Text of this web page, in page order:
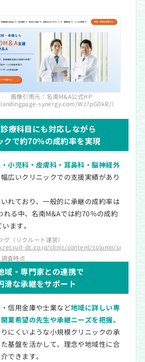
用元：名南M&A公式HP
synergy.com/Wz7pG0kR/）
療科目にも対応しながら
クで約70％の成約率を実現
小児科・皮膚科・耳鼻科・脳神経外
広いクリニックでの支援実績があり
れており、一般的に承継の成約率は
れる中、名南M&Aでは約70％の成約
います。
（リクルート運営）
dc.co.jp/clinic/content/column/seller/14/
査時点
域・専門家との連携で
滑な承継をサポート
信用金庫や士業など地域に詳しい専
業希望の先生や承継ニーズを把握。
にくいような小規模クリニックの承
基盤を活かして、理念や地域性に合
できます。